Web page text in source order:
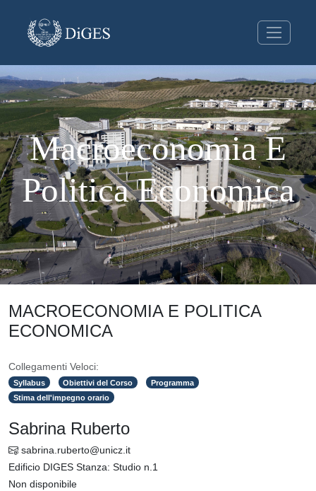
Macroeconomia E
Politica Economica
MACROECONOMIA E POLITICA
ECONOMICA
Collegamenti Veloci:
Syllabus Obiettivi del Corso
Programma
Stima dell'impegno orario
Sabrina Ruberto
sabrina.ruberto@unicz.it
Edificio DIGES Stanza: Studio n.1
Non disponibile